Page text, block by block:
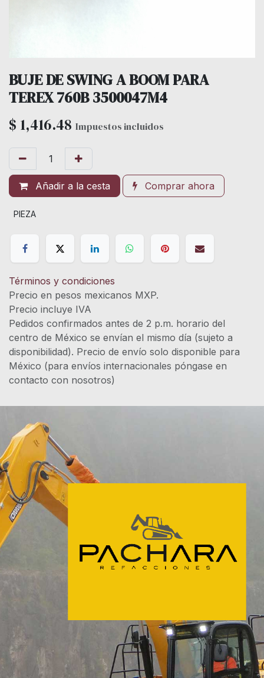
BUJE DE SWING A BOOM PARA
TEREX 760B 3500047M4
$ 1,416.48 Impuestos incluidos
Añadir a la cesta Comprar ahora
PIEZA
Términos y condiciones
Precio en pesos mexicanos MXP.
Precio incluye IVA
Pedidos confirmados antes de 2 p.m. horario del
centro de México se envían el mismo día (sujeto a
disponibilidad). Precio de envío solo disponible para
México (para envíos internacionales póngase en
contacto con nosotros)